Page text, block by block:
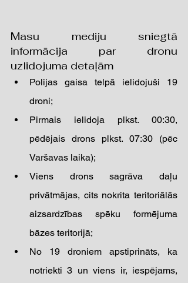
Masu mediju sniegtā
informācija par dronu
uzlidojuma detaļām
Polijas gaisa telpā ielidojuši 19
droni;
Pirmais ielidoja plkst. 00:30,
pēdējais drons plkst. 07:30 (pēc
Varšavas laika);
Viens drons sagrāva daļu
privātmājas, cits nokrita teritoriālās
aizsardzības spēku formējuma
bāzes teritorijā;
No 19 droniem apstiprināts, ka
notriekti 3 un viens ir, iespējams,